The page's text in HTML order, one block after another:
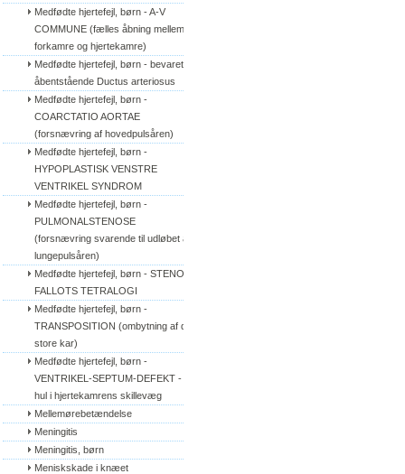
Medfødte hjertefejl, børn - A-V
COMMUNE (fælles åbning mellem
forkamre og hjertekamre)
Medfødte hjertefejl, børn - bevaret/
åbentstående Ductus arteriosus
Medfødte hjertefejl, børn -
COARCTATIO AORTAE
(forsnævring af hovedpulsåren)
Medfødte hjertefejl, børn -
HYPOPLASTISK VENSTRE
VENTRIKEL SYNDROM
Medfødte hjertefejl, børn -
PULMONALSTENOSE
(forsnævring svarende til udløbet af
lungepulsåren)
Medfødte hjertefejl, børn - STENO
FALLOTS TETRALOGI
Medfødte hjertefejl, børn -
TRANSPOSITION (ombytning af de
store kar)
Medfødte hjertefejl, børn -
VENTRIKEL-SEPTUM-DEFEKT -
hul i hjertekamrens skillevæg
Mellemørebetændelse
Meningitis
Meningitis, børn
Meniskskade i knæet